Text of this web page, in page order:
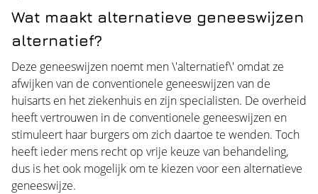
Wat maakt alternatieve geneeswijzen
alternatief?
Deze geneeswijzen noemt men \'alternatief\' omdat ze
afwijken van de conventionele geneeswijzen van de
huisarts en het ziekenhuis en zijn specialisten. De overheid
heeft vertrouwen in de conventionele geneeswijzen en
stimuleert haar burgers om zich daartoe te wenden. Toch
heeft ieder mens recht op vrije keuze van behandeling,
dus is het ook mogelijk om te kiezen voor een alternatieve
geneeswijze.